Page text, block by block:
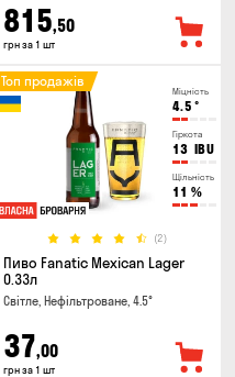
815,50
грн за 1 шт
Міцність
4.5 °
Гіркота
13 IBU
Щільність
11 %
(2)
Топ продажів
Пиво Fanatic Mexican Lager
0.33л
Світле, Нефільтроване, 4.5°
37,00
грн за 1 шт